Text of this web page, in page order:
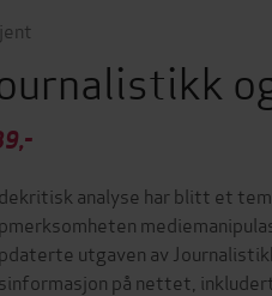
analyse har blitt et
utgaven av
på nettet,